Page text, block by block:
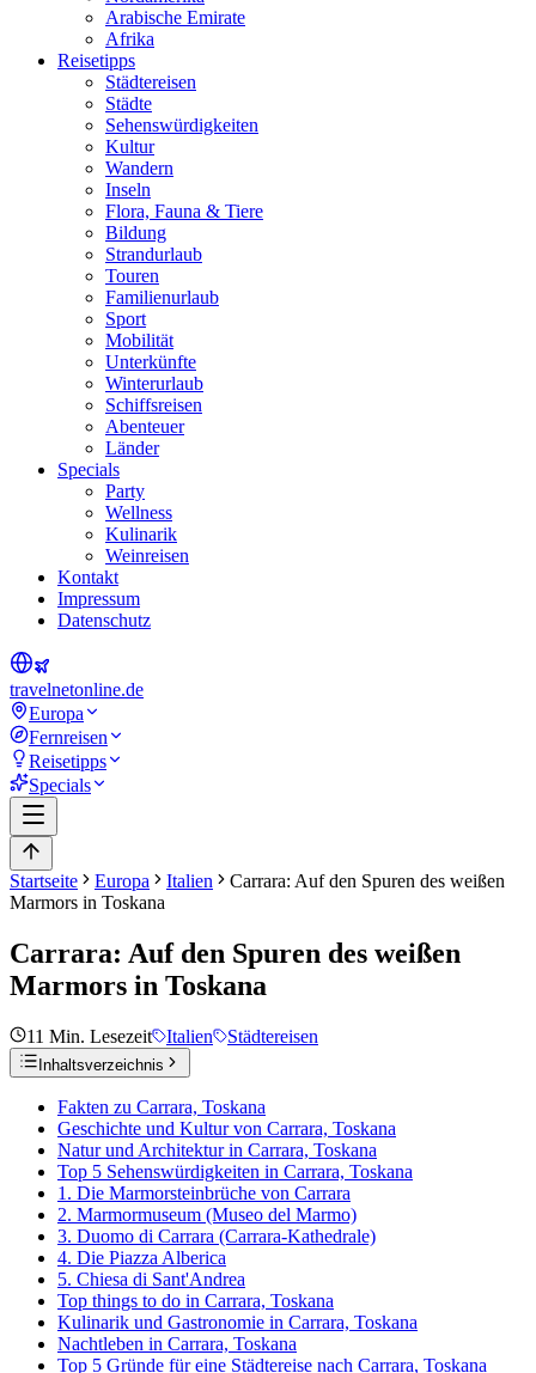
Arabische Emirate
Afrika
Reisetipps
Städtereisen
Städte
Sehenswürdigkeiten
Kultur
Wandern
Inseln
Flora, Fauna & Tiere
Bildung
Strandurlaub
Touren
Familienurlaub
Sport
Mobilität
Unterkünfte
Winterurlaub
Schiffsreisen
Abenteuer
Länder
Specials
Party
Wellness
Kulinarik
Weinreisen
Kontakt
Impressum
Datenschutz
travelnetonline.de
Europa
Fernreisen
Reisetipps
Specials
Startseite Europa Italien
Carrara: Auf den Spuren des weißen
Marmors in Toskana
Carrara: Auf den Spuren des weißen
Marmors in Toskana
11 Min. Lesezeit Italien Städtereisen
Inhaltsverzeichnis
Fakten zu Carrara, Toskana
Geschichte und Kultur von Carrara, Toskana
Natur und Architektur in Carrara, Toskana
Top 5 Sehenswürdigkeiten in Carrara, Toskana
1. Die Marmorsteinbrüche von Carrara
2. Marmormuseum (Museo del Marmo)
3. Duomo di Carrara (Carrara-Kathedrale)
4. Die Piazza Alberica
5. Chiesa di Sant'Andrea
Top things to do in Carrara, Toskana
Kulinarik und Gastronomie in Carrara, Toskana
Nachtleben in Carrara, Toskana
Top 5 Gründe für eine Städtereise nach Carrara, Toskana